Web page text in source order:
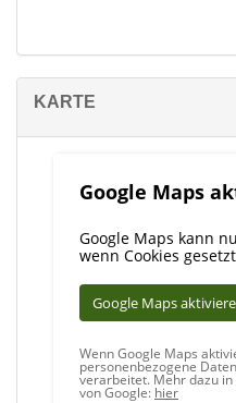
KARTE
Google Maps
Google Maps kann
wenn Cookies
Google Maps
Wenn Google Maps
personenbezogene
verarbeitet. Mehr dazu
von Google: hier